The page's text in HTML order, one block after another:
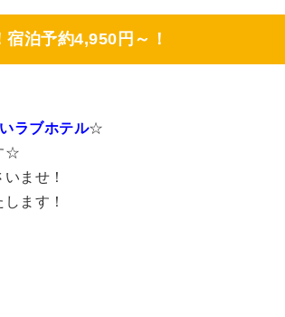
泊予約4,950円～！
ラブホテル☆
☆
ませ！
ます！